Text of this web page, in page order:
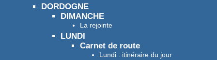
DORDOGNE
DIMANCHE
La rejointe
LUNDI
Carnet de route
Lundi : itinéraire du jour